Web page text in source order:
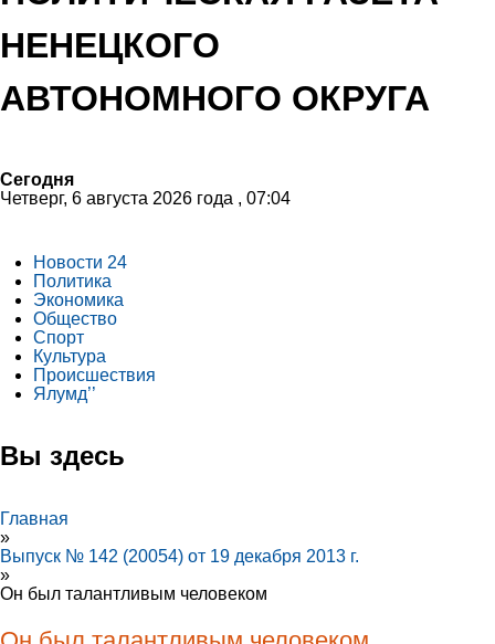
НЕНЕЦКОГО
АВТОНОМНОГО ОКРУГА
Сегодня
Четверг, 6 августа 2026 года , 07:04
Новости 24
Политика
Экономика
Общество
Спорт
Культура
Происшествия
Ялумд’’
Вы здесь
Главная
»
Выпуск № 142 (20054) от 19 декабря 2013 г.
»
Он был талантливым человеком